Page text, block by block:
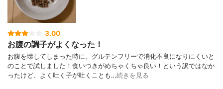
3.00
お腹の調子がよくなった！
お腹を壊してしまった時に、グルテンフリーで消化不良になりにくいと
のことで試しました！食いつきがめちゃくちゃ良い！という訳ではなか
ったけど、よく吐く子が吐くことも…続きを見る